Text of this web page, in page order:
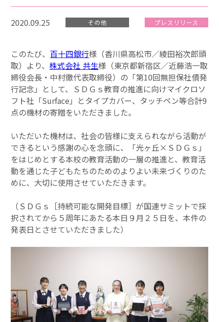
2020.09.25 その他 プレスリリース
このたび、 百十四銀行様（香川県高松市／綾田裕次郎頭
取）より、株式会社 共生様（東京都新宿区／近藤浩一取
締役会長・中村徹代表取締役）の「第10回無担保社債発
行記念」として、ＳＤＧｓ教育の推進に向けマイクロソ
フト社「Surface」とタイプカバー、タッチペン等合計9
点の機材の寄贈をいただきました。
いただいた機材は、社会の皆様に支えられながら活動が
できるという感謝の心を念頭に、「光ヶ丘×ＳＤＧｓ」
をはじめとする本校の教育活動の一層の推進と、教育活
動を通じた子どもたちのためのよりよい未来づくりのた
めに、大切に使用させていただきます。
（ＳＤＧｓ［持続可能な開発目標］が国連サミットで採
択されてから５周年にあたる本日９月２５日を、本件の
発表日とさせていただきました）